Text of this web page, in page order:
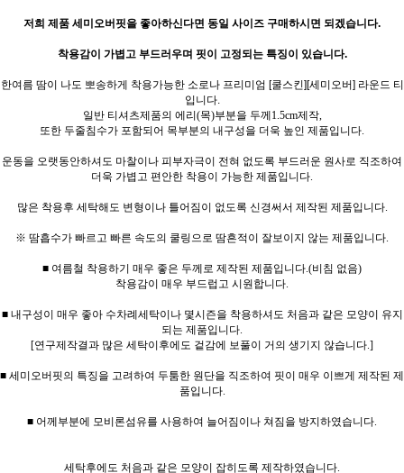
저희 제품 세미오버핏을 좋아하신다면 동일 사이즈 구매하시면 되겠습니다.
착용감이 가볍고 부드러우며 핏이 고정되는 특징이 있습니다.
한여름 땀이 나도 뽀송하게 착용가능한 소로나 프리미엄 [쿨스킨][세미오버] 라운드 티
입니다.
일반 티셔츠제품의 에리(목)부분을 두께1.5cm제작,
또한 두줄침수가 포함되어 목부분의 내구성을 더욱 높인 제품입니다.
운동을 오랫동안하셔도 마찰이나 피부자극이 전혀 없도록 부드러운 원사로 직조하여
더욱 가볍고 편안한 착용이 가능한 제품입니다.
많은 착용후 세탁해도 변형이나 틀어짐이 없도록 신경써서 제작된 제품입니다.
※ 땀흡수가 빠르고 빠른 속도의 쿨링으로 땀흔적이 잘보이지 않는 제품입니다.
■ 여름철 착용하기 매우 좋은 두께로 제작된 제품입니다.(비침 없음)
착용감이 매우 부드럽고 시원합니다.
■ 내구성이 매우 좋아 수차례세탁이나 몇시즌을 착용하셔도 처음과 같은 모양이 유지
되는 제품입니다.
[연구제작결과 많은 세탁이후에도 겉감에 보풀이 거의 생기지 않습니다.]
■ 세미오버핏의 특징을 고려하여 두툼한 원단을 직조하여 핏이 매우 이쁘게 제작된 제
품입니다.
■ 어께부분에 모비론섬유를 사용하여 늘어짐이나 쳐짐을 방지하였습니다.
세탁후에도 처음과 같은 모양이 잡히도록 제작하였습니다.